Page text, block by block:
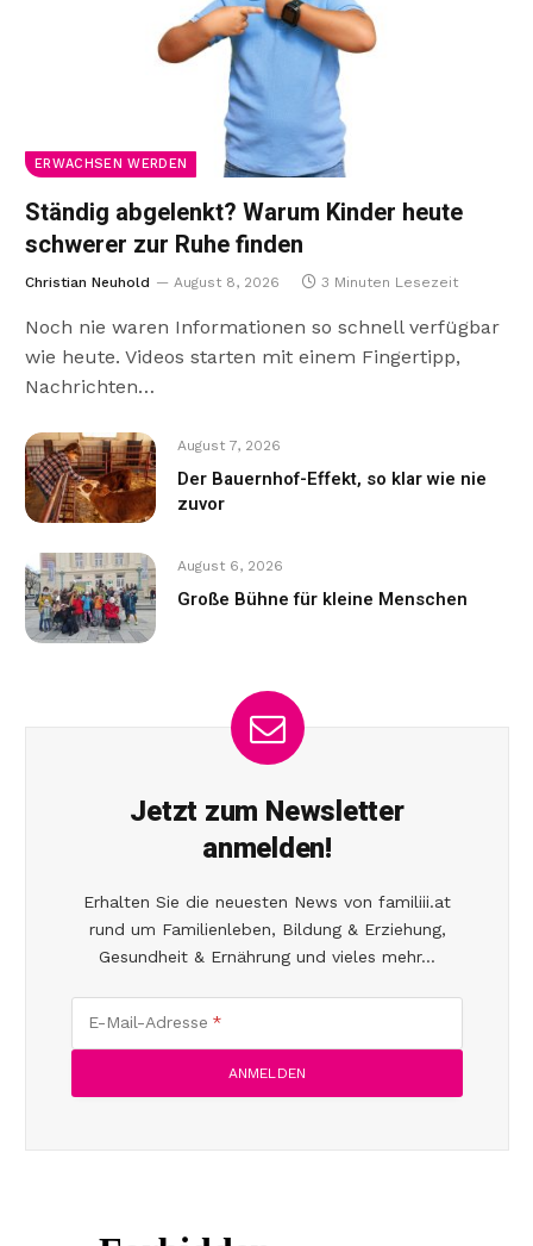
ERWACHSEN WERDEN
Ständig abgelenkt? Warum Kinder heute
schwerer zur Ruhe finden
Christian Neuhold August 8, 2026 3 Minuten Lesezeit
Noch nie waren Informationen so schnell verfügbar
wie heute. Videos starten mit einem Fingertipp,
Nachrichten…
August 7, 2026
Der Bauernhof-Effekt, so klar wie nie
zuvor
August 6, 2026
Große Bühne für kleine Menschen
Jetzt zum Newsletter
anmelden!
Erhalten Sie die neuesten News von familiii.at
rund um Familienleben, Bildung & Erziehung,
Gesundheit & Ernährung und vieles mehr...
E-Mail-Adresse